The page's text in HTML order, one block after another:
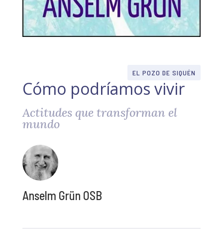
EL POZO DE SIQUÉN
Cómo podríamos vivir
Actitudes que transforman el
mundo
Anselm Grün OSB